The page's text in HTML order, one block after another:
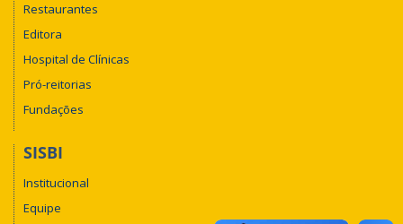
Restaurantes
Editora
Hospital de Clínicas
Pró-reitorias
Fundações
SISBI
Institucional
Equipe